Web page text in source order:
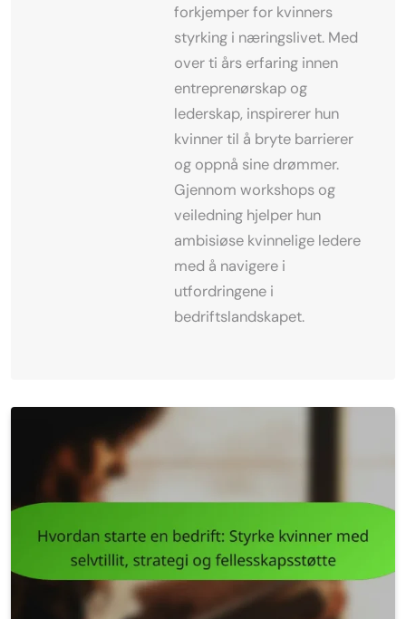
forkjemper for kvinners
styrking i næringslivet. Med
over ti års erfaring innen
entreprenørskap og
lederskap, inspirerer hun
kvinner til å bryte barrierer
og oppnå sine drømmer.
Gjennom workshops og
veiledning hjelper hun
ambisiøse kvinnelige ledere
med å navigere i
utfordringene i
bedriftslandskapet.